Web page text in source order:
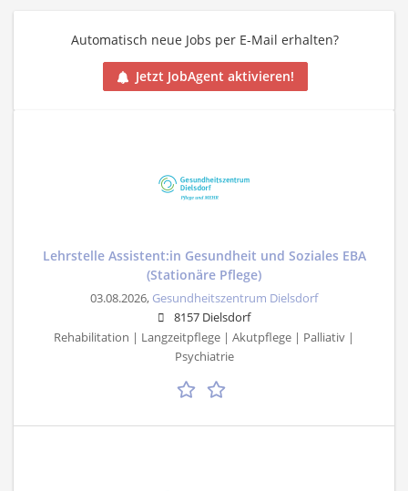
Automatisch neue Jobs per E-Mail erhalten?
Jetzt JobAgent aktivieren!
Lehrstelle Assistent:in Gesundheit und Soziales EBA
(Stationäre Pflege)
03.08.2026, Gesundheitszentrum Dielsdorf
8157 Dielsdorf
Rehabilitation | Langzeitpflege | Akutpflege | Palliativ |
Psychiatrie